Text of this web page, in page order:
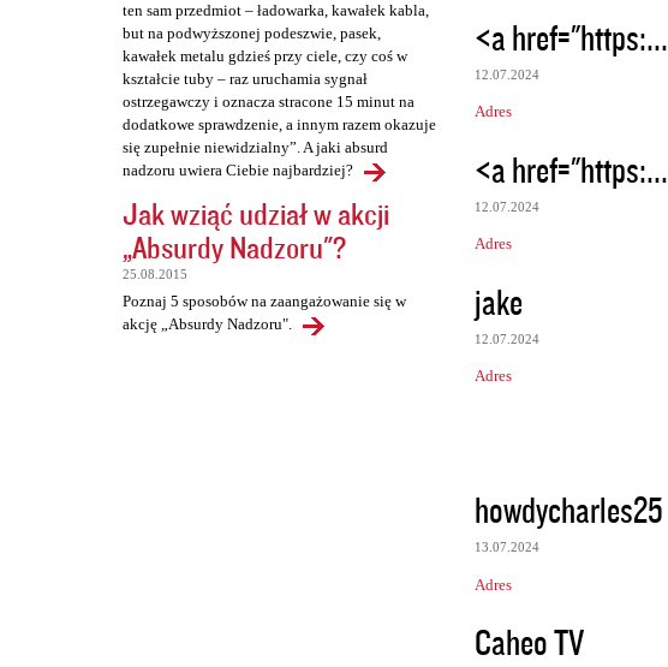
ten sam przedmiot – ładowarka, kawałek kabla,
but na podwyższonej podeszwie, pasek,
kawałek metalu gdzieś przy ciele, czy coś w
kształcie tuby – raz uruchamia sygnał
ostrzegawczy i oznacza stracone 15 minut na
dodatkowe sprawdzenie, a innym razem okazuje
się zupełnie niewidzialny”. A jaki absurd
nadzoru uwiera Ciebie najbardziej?
Jak wziąć udział w akcji
„Absurdy Nadzoru"?
25.08.2015
Poznaj 5 sposobów na zaangażowanie się w
akcję „Absurdy Nadzoru".
<a href="https:...
12.07.2024
Adres
<a href="https:...
12.07.2024
Adres
jake
12.07.2024
Adres
howdycharles25
13.07.2024
Adres
Caheo TV